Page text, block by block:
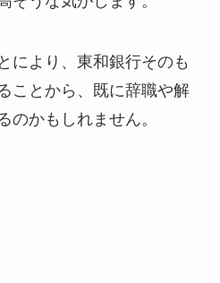
により、東和銀行そのも
ことから、既に辞職や解
のかもしれません。